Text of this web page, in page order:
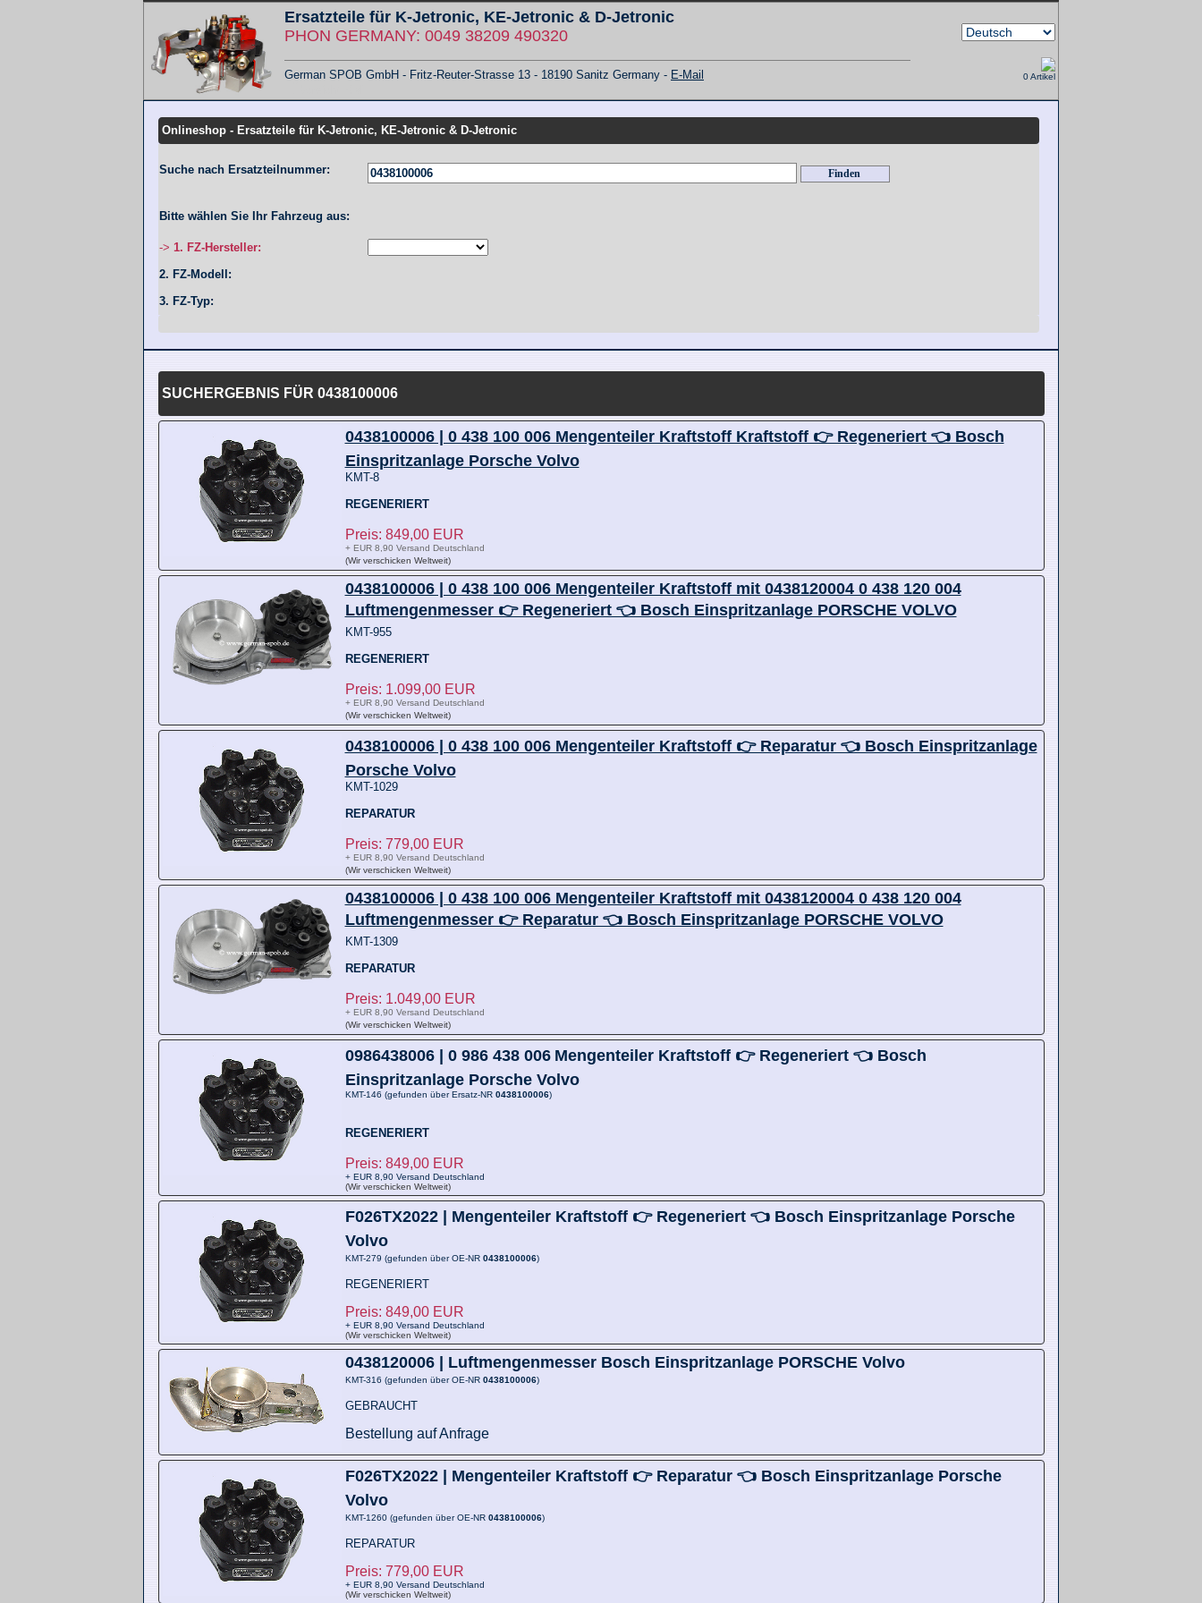
Ersatzteile für K-Jetronic, KE-Jetronic & D-Jetronic
PHON GERMANY: 0049 38209 490320
German SPOB GmbH - Fritz-Reuter-Strasse 13 - 18190 Sanitz Germany - E-Mail
0 Artikel
Onlineshop - Ersatzteile für K-Jetronic, KE-Jetronic & D-Jetronic
Suche nach Ersatzteilnummer:
Bitte wählen Sie Ihr Fahrzeug aus:
-> 1. FZ-Hersteller:
2. FZ-Modell:
3. FZ-Typ:
SUCHERGEBNIS FÜR 0438100006
0438100006 | 0 438 100 006 Mengenteiler Kraftstoff Kraftstoff 👉 Regeneriert 👈 Bosch
Einspritzanlage Porsche Volvo
KMT-8
REGENERIERT
Preis: 849,00 EUR
+ EUR 8,90 Versand Deutschland
(Wir verschicken Weltweit)
0438100006 | 0 438 100 006 Mengenteiler Kraftstoff mit 0438120004 0 438 120 004
Luftmengenmesser 👉 Regeneriert 👈 Bosch Einspritzanlage PORSCHE VOLVO
KMT-955
REGENERIERT
Preis: 1.099,00 EUR
+ EUR 8,90 Versand Deutschland
(Wir verschicken Weltweit)
0438100006 | 0 438 100 006 Mengenteiler Kraftstoff 👉 Reparatur 👈 Bosch Einspritzanlage
Porsche Volvo
KMT-1029
REPARATUR
Preis: 779,00 EUR
+ EUR 8,90 Versand Deutschland
(Wir verschicken Weltweit)
0438100006 | 0 438 100 006 Mengenteiler Kraftstoff mit 0438120004 0 438 120 004
Luftmengenmesser 👉 Reparatur 👈 Bosch Einspritzanlage PORSCHE VOLVO
KMT-1309
REPARATUR
Preis: 1.049,00 EUR
+ EUR 8,90 Versand Deutschland
(Wir verschicken Weltweit)
0986438006 | 0 986 438 006 Mengenteiler Kraftstoff 👉 Regeneriert 👈 Bosch
Einspritzanlage Porsche Volvo
KMT-146 (gefunden über Ersatz-NR 0438100006)
REGENERIERT
Preis: 849,00 EUR
+ EUR 8,90 Versand Deutschland
(Wir verschicken Weltweit)
F026TX2022 | Mengenteiler Kraftstoff 👉 Regeneriert 👈 Bosch Einspritzanlage Porsche
Volvo
KMT-279 (gefunden über OE-NR 0438100006)
REGENERIERT
Preis: 849,00 EUR
+ EUR 8,90 Versand Deutschland
(Wir verschicken Weltweit)
0438120006 | Luftmengenmesser Bosch Einspritzanlage PORSCHE Volvo
KMT-316 (gefunden über OE-NR 0438100006)
GEBRAUCHT
Bestellung auf Anfrage
F026TX2022 | Mengenteiler Kraftstoff 👉 Reparatur 👈 Bosch Einspritzanlage Porsche
Volvo
KMT-1260 (gefunden über OE-NR 0438100006)
REPARATUR
Preis: 779,00 EUR
+ EUR 8,90 Versand Deutschland
(Wir verschicken Weltweit)